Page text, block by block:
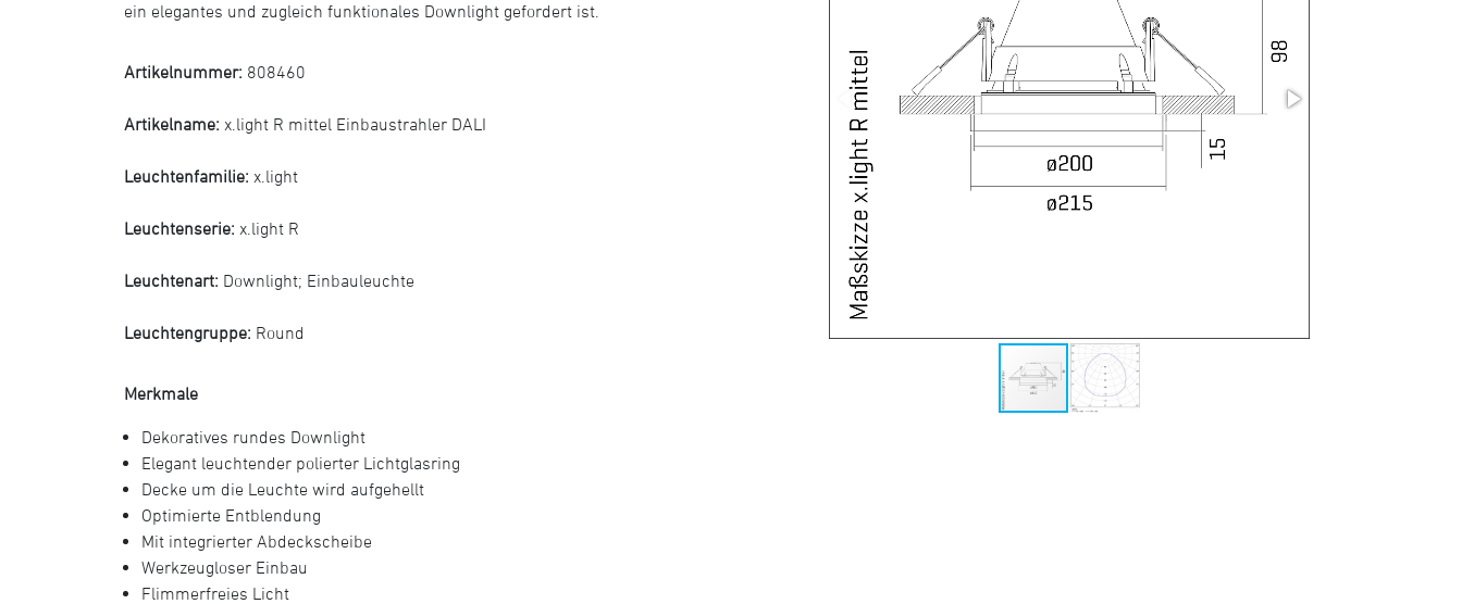
ein elegantes und zugleich funktionales Downlight gefordert ist.
Artikelnummer: 808460
Artikelname: x.light R mittel Einbaustrahler DALI
Leuchtenfamilie: x.light
Leuchtenserie: x.light R
Leuchtenart: Downlight; Einbauleuchte
Leuchtengruppe: Round
Merkmale
Dekoratives rundes Downlight
Elegant leuchtender polierter Lichtglasring
Decke um die Leuchte wird aufgehellt
Optimierte Entblendung
Mit integrierter Abdeckscheibe
Werkzeugloser Einbau
Flimmerfreies Licht